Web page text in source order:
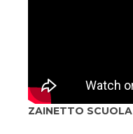
ZAINETTO SCUOLA